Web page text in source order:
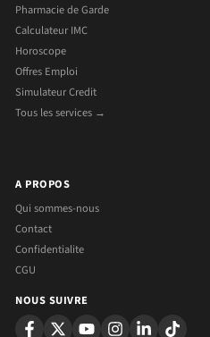
Pharmacie de Garde
Calculateur IMC
Horoscope
Offres Emploi
Simulateur Credit
Tous les services →
A PROPOS
Qui sommes-nous
Contact
Confidentialite
CGU
NOUS SUIVRE